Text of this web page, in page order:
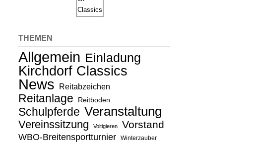
THEMEN
Allgemein Einladung
Kirchdorf Classics
News Reitabzeichen
Reitanlage Reitboden
Schulpferde Veranstaltung
Vereinssitzung Voltigieren Vorstand
WBO-Breitensportturnier Winterzauber